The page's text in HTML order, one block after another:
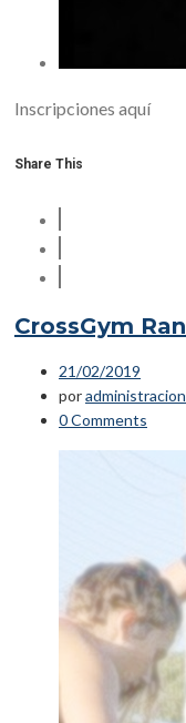
Inscripciones aquí
Share This
CrossGym
21/02/2019
por
0 Comments